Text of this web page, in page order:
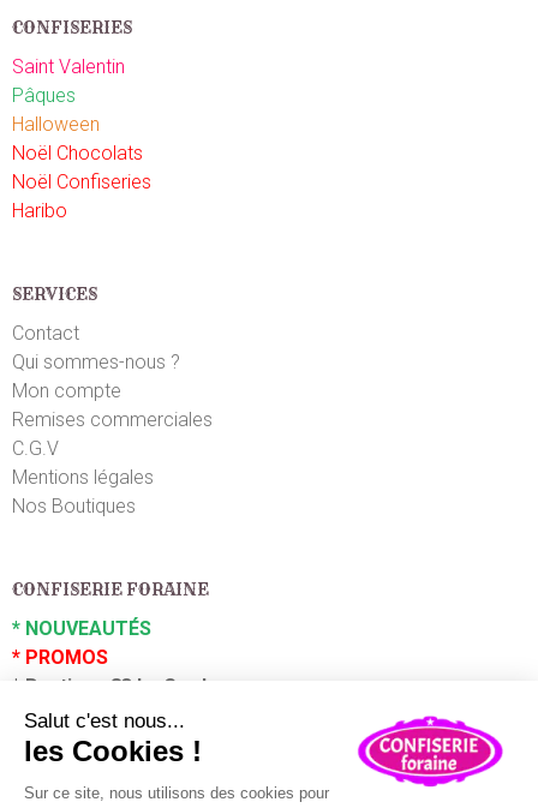
CONFISERIES
Saint Valentin
Pâques
Halloween
Noël Chocolats
Noël Confiseries
Haribo
SERVICES
Contact
Qui sommes-nous ?
Mon compte
Remises commerciales
C.G.V
Mentions légales
Nos Boutiques
CONFISERIE FORAINE
* NOUVEAUTÉS
* PROMOS
* Boutique 83 La Garde
Boutique 83 Puget sur Argens
Partenaires :
En poursuivant votre navigation sur ce site, vous acceptez